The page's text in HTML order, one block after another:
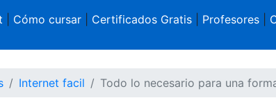
Cómo cursar| Certificados Gratis| Profesores|
Internet facil Todo lo necesario para una